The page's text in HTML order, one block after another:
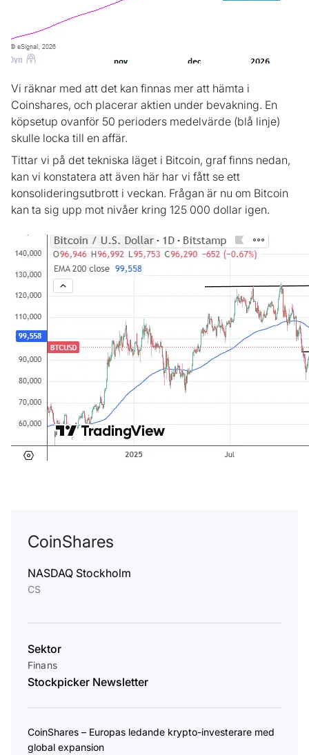
Vi räknar med att det kan finnas mer att hämta i
Coinshares, och placerar aktien under bevakning. En
köpsetup ovanför 50 perioders medelvärde (blå linje)
skulle locka till en affär.
Tittar vi på det tekniska läget i Bitcoin, graf finns nedan,
kan vi konstatera att även här har vi fått se ett
konsolideringsutbrott i veckan. Frågan är nu om Bitcoin
kan ta sig upp mot nivåer kring 125 000 dollar igen.
CoinShares
NASDAQ Stockholm
CS
Sektor
Finans
Stockpicker Newsletter
CoinShares – Europas ledande krypto-investerare med
global expansion